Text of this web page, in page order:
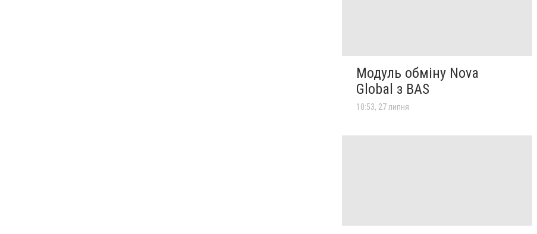
Модуль обміну Nova
Global з BAS
10:53, 27 липня